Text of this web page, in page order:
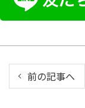
前の記事へ